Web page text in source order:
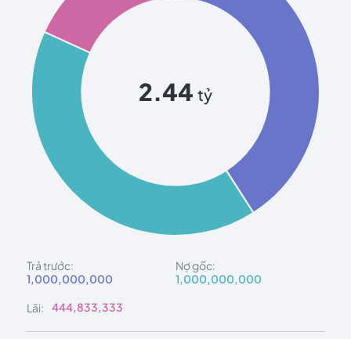
2.44 tỷ
Trả trước:
1,000,000,000
Nợ gốc:
1,000,000,000
Lãi: 444,833,333